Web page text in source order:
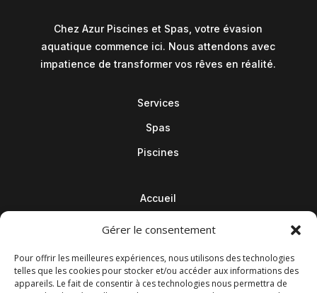
Gérer le consentement
Pour offrir les meilleures expériences, nous utilisons des technologies
telles que les cookies pour stocker et/ou accéder aux informations des
appareils. Le fait de consentir à ces technologies nous permettra de
Chez Azur Piscines et Spas, votre évasion
aquatique commence ici. Nous attendons avec
impatience de transformer vos rêves en réalité.
Services
Spas
Piscines
Accueil